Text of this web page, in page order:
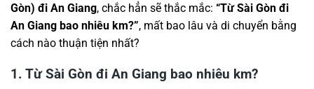
Gòn) đi An Giang, chắc hẳn sẽ thắc mắc: “Từ Sài Gòn đi
An Giang bao nhiêu km?”, mất bao lâu và di chuyển bằng
cách nào thuận tiện nhất?
1. Từ Sài Gòn đi An Giang bao nhiêu km?